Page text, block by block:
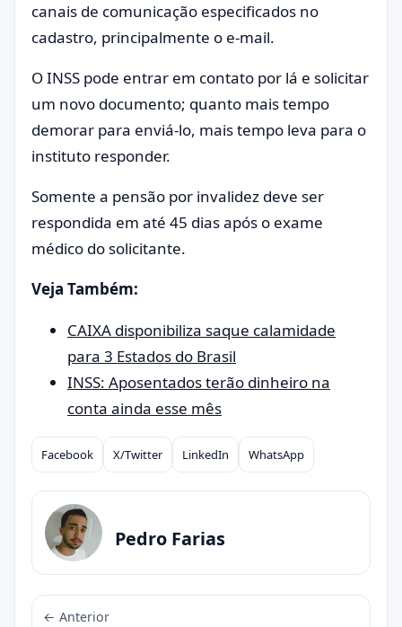
canais de comunicação especificados no
cadastro, principalmente o e-mail.
O INSS pode entrar em contato por lá e solicitar
um novo documento; quanto mais tempo
demorar para enviá-lo, mais tempo leva para o
instituto responder.
Somente a pensão por invalidez deve ser
respondida em até 45 dias após o exame
médico do solicitante.
Veja Também:
CAIXA disponibiliza saque calamidade
para 3 Estados do Brasil
INSS: Aposentados terão dinheiro na
conta ainda esse mês
Compartilhar
Facebook X/Twitter LinkedIn WhatsApp
Pedro Farias
← Anterior